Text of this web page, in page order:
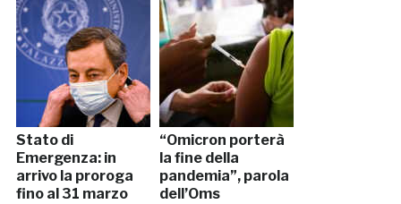
Stato di
Emergenza: in
arrivo la proroga
fino al 31 marzo
“Omicron porterà
la fine della
pandemia”, parola
dell’Oms